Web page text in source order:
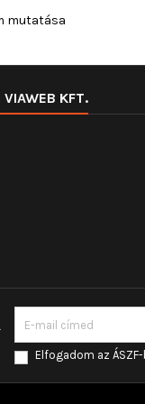
mutatása
VIAWEB KFT.
Elfogadom az